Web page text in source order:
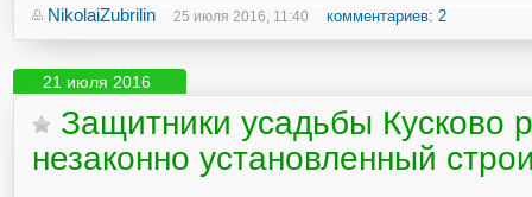
NikolaiZubrilin 25 июля 2016, 11:40 комментариев: 2
21 июля 2016
Защитники усадьбы Кусково
незаконно установленный